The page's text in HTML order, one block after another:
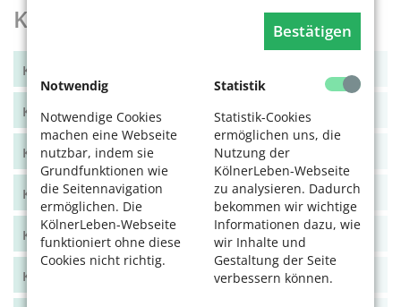
Bestätigen
Notwendig
Notwendige Cookies
machen eine Webseite
nutzbar, indem sie
Grundfunktionen wie
die Seitennavigation
ermöglichen. Die
KölnerLeben-Webseite
funktioniert ohne diese
Cookies nicht richtig.
Statistik
Statistik-Cookies
ermöglichen uns, die
Nutzung der
KölnerLeben-Webseite
zu analysieren. Dadurch
bekommen wir wichtige
Informationen dazu, wie
wir Inhalte und
Gestaltung der Seite
verbessern können.
KölnerLeben Archiv
KölnerLeben Winter 2025
KölnerLeben Sommer 2025
KölnerLeben Frühjahr 2025
KölnerLeben Winter 2024/25
KölnerLeben Herbst 2024
KölnerLeben Sommer 2024